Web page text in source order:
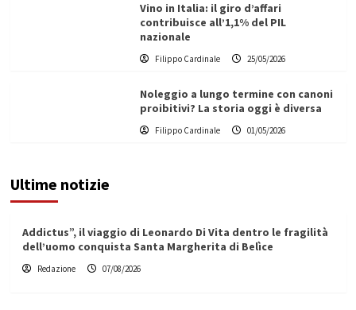
Vino in Italia: il giro d’affari
contribuisce all’1,1% del PIL
nazionale
Filippo Cardinale 25/05/2026
Noleggio a lungo termine con canoni
proibitivi? La storia oggi è diversa
Filippo Cardinale 01/05/2026
Ultime notizie
Addictus”, il viaggio di Leonardo Di Vita dentro le fragilità
dell’uomo conquista Santa Margherita di Belìce
Redazione 07/08/2026